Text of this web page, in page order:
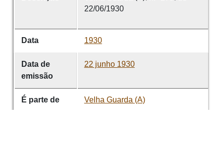
22/06/1930
Data 1930
Data de
emissão
22 junho 1930
É parte de Velha Guarda (A)